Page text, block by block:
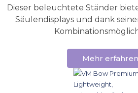
Dieser beleuchtete Ständer
Säulendisplays und dank
Mehr erfahren